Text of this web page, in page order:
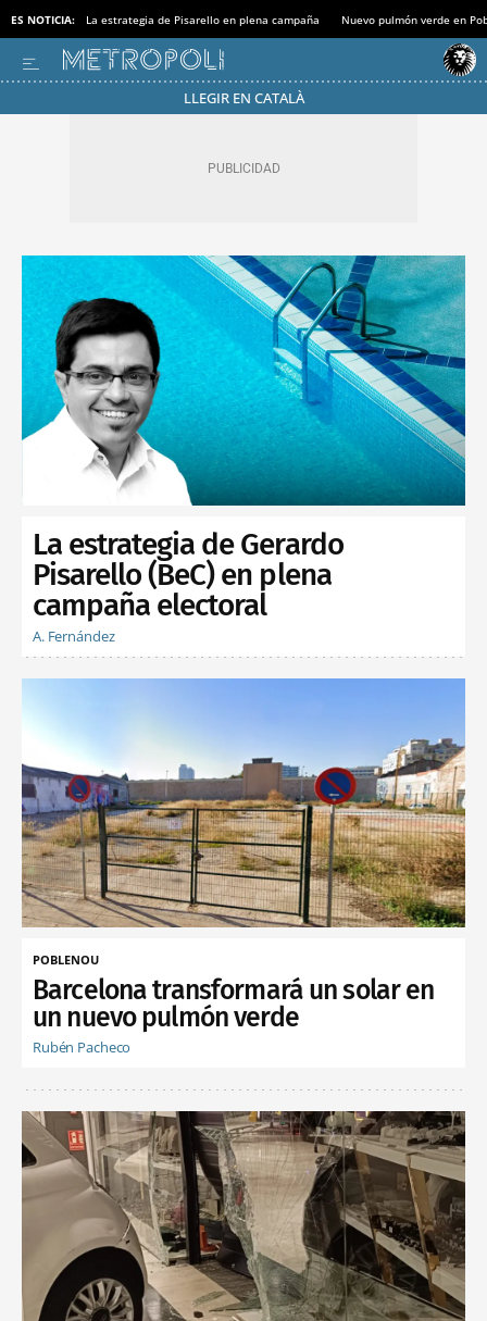
ES NOTICIA: La estrategia de Pisarello en plena campaña Nuevo pulmón verde en
LLEGIR EN CATALÀ
La estrategia de Gerardo
Pisarello (BeC) en plena
campaña electoral
A. Fernández
POBLENOU
Barcelona transformará un solar en
un nuevo pulmón verde
Rubén Pacheco